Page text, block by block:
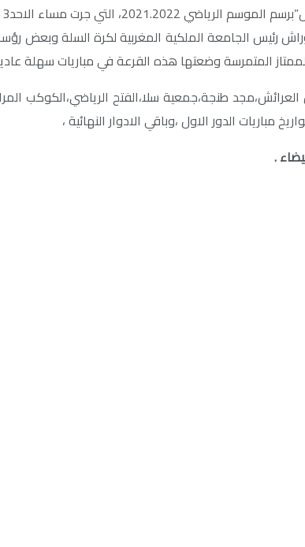
الجامعة الملكية المغربية لكرة السلة وبعض
المتمرسة وضعتها هذه القرعة في مباريات سهلة
طنجة،جمعية سلا،الفتح الرياضي،الكوكب
مباريات الدور الاول ،وباقي الادوار النهائية ،
.